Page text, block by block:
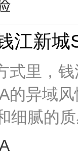
域风情，也
的质感。...[
传统茶
城市，而龙
...[阅读全文]